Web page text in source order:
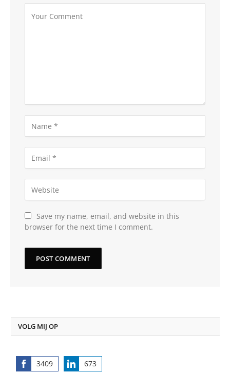
Save my name, email, and website in this
browser for the next time I comment.
VOLG MIJ OP
3409
Share
673
Share